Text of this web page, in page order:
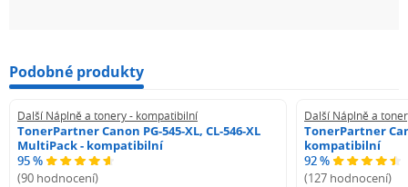
Podobné produkty
Další Náplně a tonery - kompatibilní
TonerPartner Canon PG-545-XL, CL-546-XL
MultiPack - kompatibilní
95 %
(90 hodnocení)
Další Náplně a
TonerPartner
kompatibilní
92 %
(127 hodnocení)